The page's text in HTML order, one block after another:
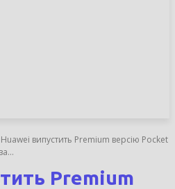
Huawei випустить Premium версію Pocket
Premium